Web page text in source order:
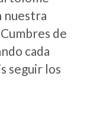
nuestra
de
cada
seguir los